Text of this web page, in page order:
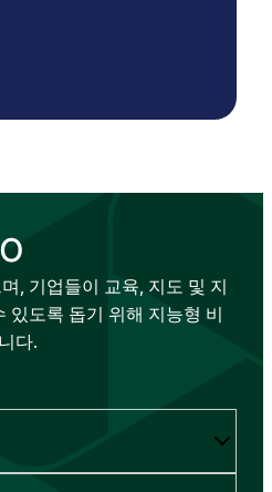
, 기업들이 교육, 지도 및 지
있도록 돕기 위해 지능형 비
다.